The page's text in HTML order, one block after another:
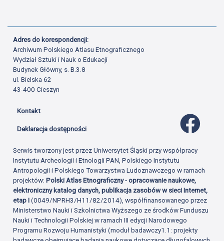
Adres do korespondencji:
Archiwum Polskiego Atlasu Etnograficznego
Wydział Sztuki i Nauk o Edukacji
Budynek Główny, s. B.3.8
ul. Bielska 62
43-400 Cieszyn
Kontakt
Deklaracja dostępności
Serwis tworzony jest przez Uniwersytet Śląski przy współpracy
Instytutu Archeologii i Etnologii PAN, Polskiego Instytutu
Antropologii i Polskiego Towarzystwa Ludoznawczego w ramach
projektów:Polski Atlas Etnograficzny - opracowanie naukowe,
elektroniczny katalog danych, publikacja zasobów w sieci Internet,
etap I(0049/NPRH3/H11/82/2014), współfinansowanego przez
Ministerstwo Nauki i Szkolnictwa Wyższego ze środków Funduszu
Nauki i Technologii Polskiej w ramach III edycji Narodowego
Programu Rozwoju Humanistyki (moduł badawczy1.1: projekty